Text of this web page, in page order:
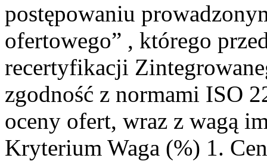
postępowaniu
ofertowego” , którego
recertyfikacji
zgodność z normami ISO
oceny ofert, wraz z wagą
Kryterium Waga (%) 1.